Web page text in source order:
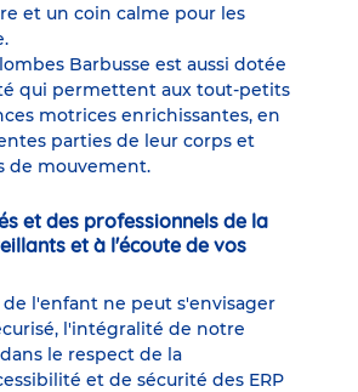
et un coin calme pour les
Barbusse est aussi dotée
qui permettent aux tout-petits
motrices enrichissantes, en
parties de leur corps et
de mouvement.
et des professionnels de la
et à l'écoute de vos
l'enfant ne peut s'envisager
l'intégralité de notre
le respect de la
et de sécurité des ERP